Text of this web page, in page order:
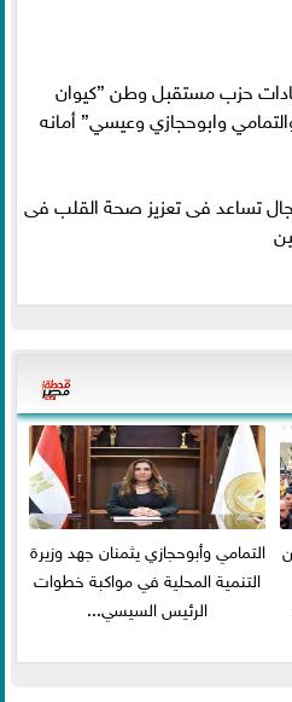
حزب مستقبل وطن ”كيوان
وابوحجازي وعيسي” أمانه
تساعد فى تعزيز صحة القلب فى
التمامي وأبوحجازي يثمنان جهد وزيرة
التنمية المحلية في مواكبة خطوات
الرئيس السيسي...